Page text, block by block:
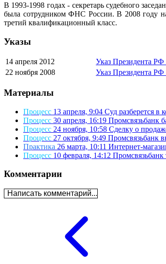
В 1993-1998 годах - секретарь судебного
была сотрудником ФНС России. В 2008 году
третий квалификационный класс.
Указы
14 апреля 2012
Указ Президента РФ
22 ноября 2008
Указ Президента РФ
Материалы
Процесс 13 апреля, 9:04 Суд разберется в
Процесс 30 апреля, 16:19 Промсвязьбанк
Процесс 24 ноября, 10:58 Сделку о
Процесс 27 октября, 9:49 Промсвязьбанк
Практика 26 марта, 10:11 Интернет-
Процесс 10 февраля, 14:12 Промсвязьбанк
Комментарии
Написать комментарий...